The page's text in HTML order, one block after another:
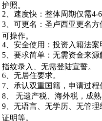
护照。
2、速度快：整体周期仅需4-
3、可更名：圣卢西亚更名
可操作。
4、安全使用：投资入籍法案
5、要求简单：无需资金来
指纹录入、无需登陆宣誓。
6、无居住要求。
7、承认双重国籍，申请过程
8、 无遗产税、海外税，成
9、无语言、无学历、无管
证明等。